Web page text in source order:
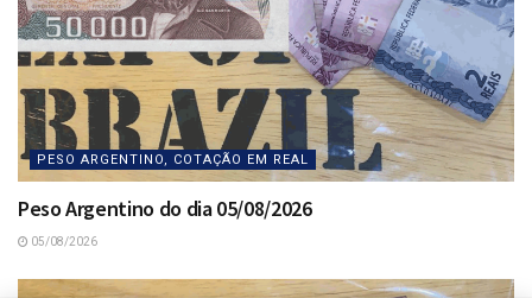
PESO ARGENTINO, COTAÇÃO EM REAL
Peso Argentino do dia 05/08/2026
05/08/2026